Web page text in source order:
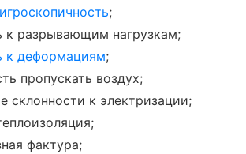
;
к разрывающим нагрузкам;
к деформациям;
пропускать воздух;
склонности к электризации;
фактура;